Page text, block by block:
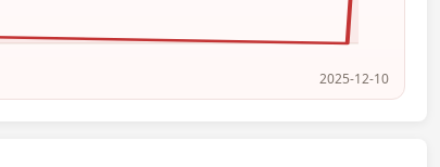
2025-12-10